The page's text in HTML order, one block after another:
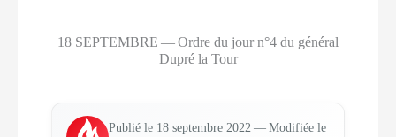
18 SEPTEMBRE — Ordre du jour n°4 du général
Dupré la Tour
Publié le 18 sep­tembre 2022 — Modi­fiée le